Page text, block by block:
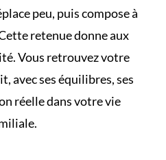
peu, puis compose à
retenue donne aux
Vous retrouvez votre
avec ses équilibres, ses
réelle dans votre vie